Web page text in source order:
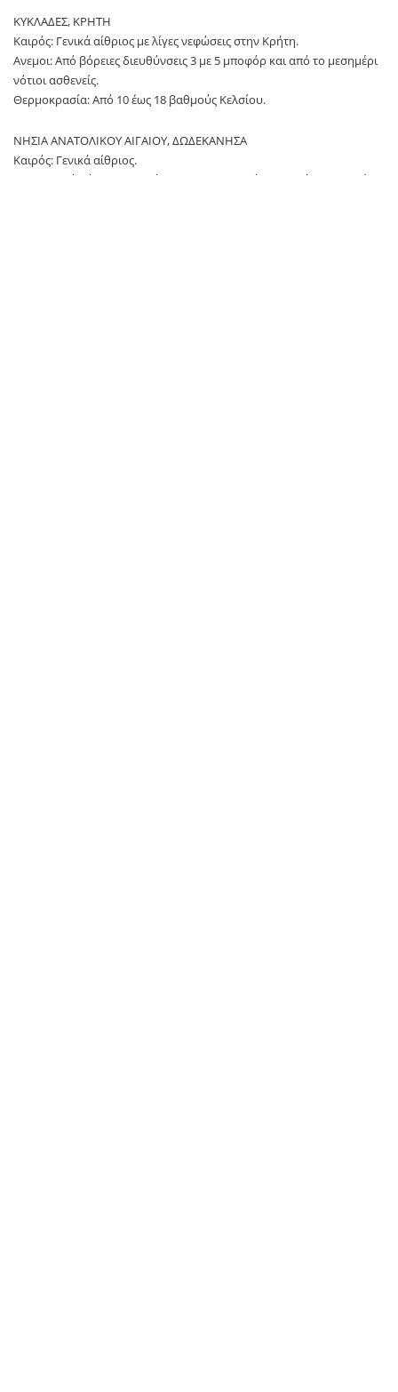
ΚΥΚΛΑΔΕΣ, ΚΡΗΤΗ
Καιρός: Γενικά αίθριος με λίγες νεφώσεις στην Κρήτη.
Ανεμοι: Από βόρειες διευθύνσεις 3 με 5 μποφόρ και από το μεσημέρι
νότιοι ασθενείς.
Θερμοκρασία: Από 10 έως 18 βαθμούς Κελσίου.
ΝΗΣΙΑ ΑΝΑΤΟΛΙΚΟΥ ΑΙΓΑΙΟΥ, ΔΩΔΕΚΑΝΗΣΑ
Καιρός: Γενικά αίθριος.
Ανεμοι: Από βόρειες διευθύνσεις 3 με 5 μποφόρ και από το μεσημέρι